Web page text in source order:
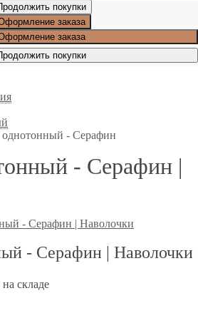
покупки
заказа
заказа
покупки
- Серафин
- Серафин |
- Серафин | Наволочки
на складе